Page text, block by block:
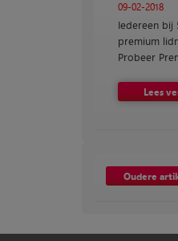
09-02-2018
Iedereen bij
premium
Probeer
Lees
Oudere